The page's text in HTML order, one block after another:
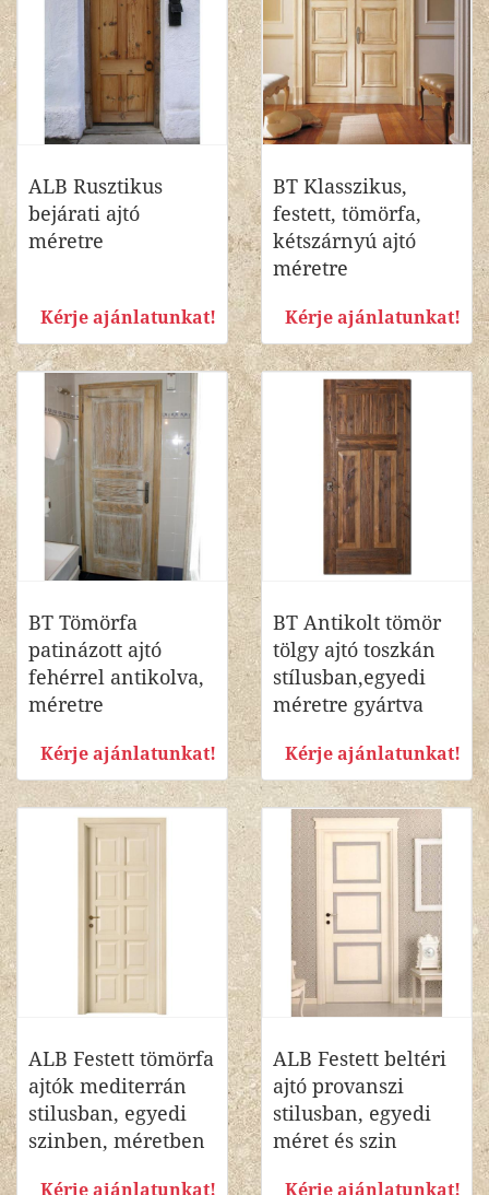
ALB Rusztikus
bejárati ajtó
méretre
Kérje ajánlatunkat!
BT Klasszikus,
festett, tömörfa,
kétszárnyú ajtó
méretre
Kérje ajánlatunkat!
BT Tömörfa
patinázott ajtó
fehérrel antikolva,
méretre
Kérje ajánlatunkat!
BT Antikolt tömör
tölgy ajtó toszkán
stílusban,egyedi
méretre gyártva
Kérje ajánlatunkat!
ALB Festett tömörfa
ajtók mediterrán
stilusban, egyedi
szinben, méretben
Kérje ajánlatunkat!
ALB Festett beltéri
ajtó provanszi
stilusban, egyedi
méret és szin
Kérje ajánlatunkat!